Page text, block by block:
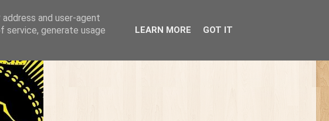
and user-agent
service, generate usage
LEARN MORE GOT IT